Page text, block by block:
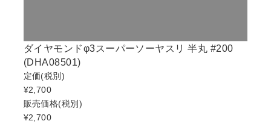
ダイヤモンドφ3スーパーソーヤスリ 半丸 #200
(DHA08501)
定価(税別)
¥2,700
販売価格(税別)
¥2,700